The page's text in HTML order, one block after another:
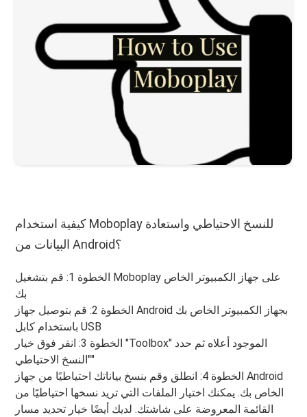
كيفية استخدام Moboplay للنسخ الاحتياطي واستعادة
البيانات من Android؟
الخطوة 1: قم بتشغيل Moboplay على جهاز الكمبيوتر الخاص
بك
الخطوة 2: قم بتوصيل جهاز Android بجهاز الكمبيوتر الخاص بك
باستخدام كابل USB
الخطوة 3: انقر فوق خيار "Toolbox" الموجود أعلاه ثم حدد
"النسخ الاحتياطي"
الخطوة 4: انطلق وقم بنسخ بياناتك احتياطيًا من جهاز Android
الخاص بك. يمكنك اختيار الملفات التي تريد نسخها احتياطيًا من
القائمة المعروضة على شاشتك. لديك أيضًا خيار تحديد مسار